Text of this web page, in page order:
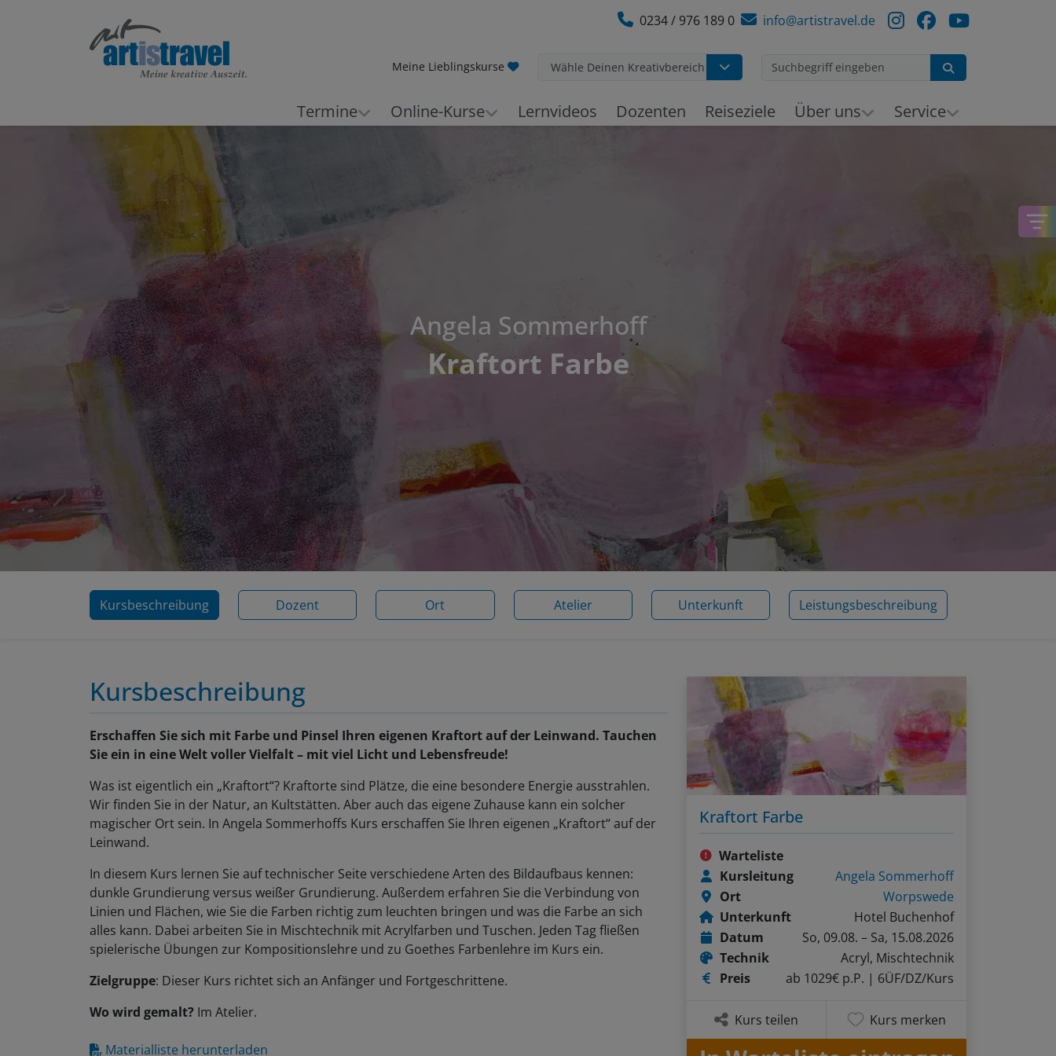
0234 / 976 189 0 info@artistravel.de
Meine Lieblingskurse Wähle Deinen Kreativbereich
Termine Online-Kurse Lernvideos Dozenten Reiseziele Über uns Service
Angela Sommerhoff
Kraftort Farbe
Kursbeschreibung Dozent Ort Atelier Unterkunft Leistungsbeschreibung
Kursbeschreibung
Erschaffen Sie sich mit Farbe und Pinsel Ihren eigenen Kraftort auf der Leinwand. Tauchen
Sie ein in eine Welt voller Vielfalt – mit viel Licht und Lebensfreude!
Was ist eigentlich ein „Kraftort“? Kraftorte sind Plätze, die eine besondere Energie ausstrahlen.
Wir finden Sie in der Natur, an Kultstätten. Aber auch das eigene Zuhause kann ein solcher
magischer Ort sein. In Angela Sommerhoffs Kurs erschaffen Sie Ihren eigenen „Kraftort“ auf der
Leinwand.
In diesem Kurs lernen Sie auf technischer Seite verschiedene Arten des Bildaufbaus kennen:
dunkle Grundierung versus weißer Grundierung. Außerdem erfahren Sie die Verbindung von
Linien und Flächen, wie Sie die Farben richtig zum leuchten bringen und was die Farbe an sich
alles kann. Dabei arbeiten Sie in Mischtechnik mit Acrylfarben und Tuschen. Jeden Tag fließen
spielerische Übungen zur Kompositionslehre und zu Goethes Farbenlehre im Kurs ein.
Zielgruppe: Dieser Kurs richtet sich an Anfänger und Fortgeschrittene.
Wo wird gemalt? Im Atelier.
Materialliste herunterladen
Kraftort Farbe
Warteliste
Kursleitung
Angela Sommerhoff
Ort
Worpswede
Unterkunft
Hotel Buchenhof
Datum
So, 09.08. – Sa, 15.08.2026
Technik
Acryl, Mischtechnik
Preis
ab 1029€ p.P. | 6ÜF/DZ/Kurs
Kurs teilen Kurs merken